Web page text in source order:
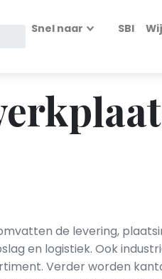
Snel naar SBI
de levering,
en logistiek. Ook
Verder worden